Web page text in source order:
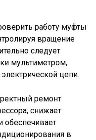
работу муфты
вращение
следует
мультиметром,
цепи.
ремонт
снижает
обеспечивает
в